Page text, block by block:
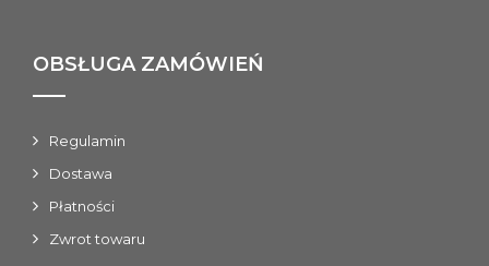
OBSŁUGA ZAMÓWIEŃ
Regulamin
Dostawa
Płatności
Zwrot towaru